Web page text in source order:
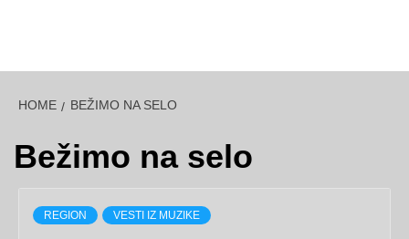
HOME BEŽIMO NA SELO
Bežimo na selo
REGION VESTI IZ MUZIKE